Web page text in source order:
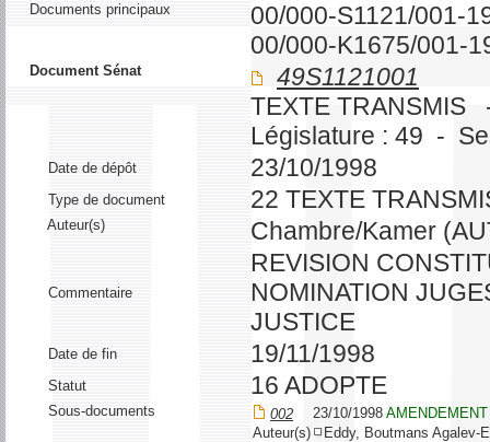
Documents principaux
00/000-S1121/001-
00/000-K1675/001-
Document Sénat
49S1121001
TEXTE TRANSMIS
Législature : 49 -
Date de dépôt 23/10/1998
Type de document 22 TEXTE
Auteur(s) Chambre/Kamer
Commentaire
REVISION
NOMINATION
JUSTICE
Date de fin 19/11/1998
Statut 16 ADOPTE
Sous-documents 002 23/10/1998 AMENDEMENT
Auteur(s)
Eddy, Boutmans Agalev-